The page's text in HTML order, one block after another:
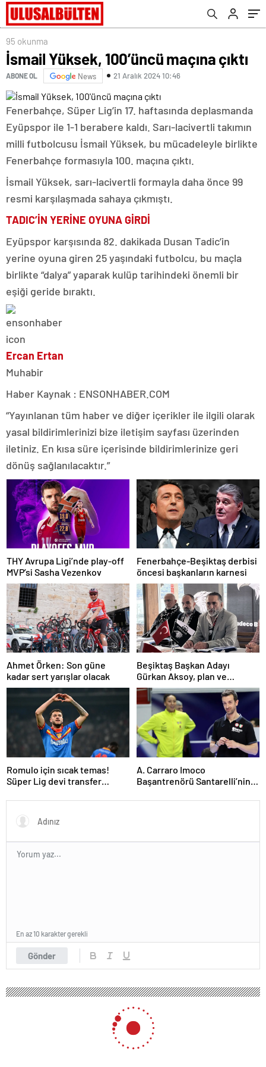
95 okunma
İsmail Yüksek, 100’üncü maçına çıktı
ABONE OL News 21 Aralık 2024 10:46
Fenerbahçe, Süper Lig’in 17. haftasında deplasmanda
Eyüpspor ile 1-1 berabere kaldı. Sarı-lacivertli takımın
milli futbolcusu İsmail Yüksek, bu mücadeleyle birlikte
Fenerbahçe formasıyla 100. maçına çıktı.
İsmail Yüksek, sarı-lacivertli formayla daha önce 99
resmi karşılaşmada sahaya çıkmıştı.
TADIC’İN YERİNE OYUNA GİRDİ
Eyüpspor karşısında 82. dakikada Dusan Tadic’in
yerine oyuna giren 25 yaşındaki futbolcu, bu maçla
birlikte “dalya” yaparak kulüp tarihindeki önemli bir
eşiği geride bıraktı.
Ercan Ertan
Muhabir
Haber Kaynak : ENSONHABER.COM
“Yayınlanan tüm haber ve diğer içerikler ile ilgili olarak
yasal bildirimlerinizi bize iletişim sayfası üzerinden
iletiniz. En kısa süre içerisinde bildirimlerinize geri
dönüş sağlanılacaktır.”
THY Avrupa Ligi’nde play-off
MVP’si Sasha Vezenkov
Fenerbahçe-Beşiktaş derbisi
öncesi başkanların karnesi
Ahmet Örken: Son güne
kadar sert yarışlar olacak
Beşiktaş Başkan Adayı
Gürkan Aksoy, plan ve
projelerini anlattı
Romulo için sıcak temas!
Süper Lig devi transfer
A. Carraro Imoco
Başantrenörü Santarelli’nin
VakıfBank
Gönder
En az 10 karakter gerekli